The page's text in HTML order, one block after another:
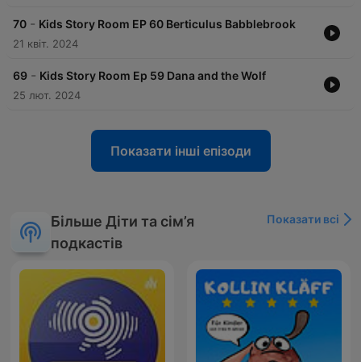
70 - Kids Story Room EP 60 Berticulus Babblebrook
21 квіт. 2024
69 - Kids Story Room Ep 59 Dana and the Wolf
25 лют. 2024
Показати інші епізоди
Більше Діти та сім’я
подкастів
Показати всі